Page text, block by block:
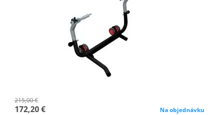
215,00 €
172,20 € Na objednávku